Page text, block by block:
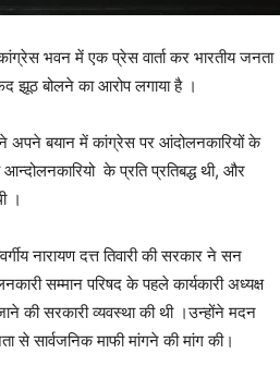
भवन में एक प्रेस वार्ता कर भारतीय जनता
झूठ बोलने का आरोप लगाया है ।
अपने बयान में कांग्रेस पर आंदोलनकारियों के
के प्रति प्रतिबद्ध थी, और
।
नारायण दत्त तिवारी की सरकार ने सन
सम्मान परिषद के पहले कार्यकारी अध्यक्ष
की सरकारी व्यवस्था की थी ।उन्होंने मदन
से सार्वजनिक माफी मांगने की मांग की।